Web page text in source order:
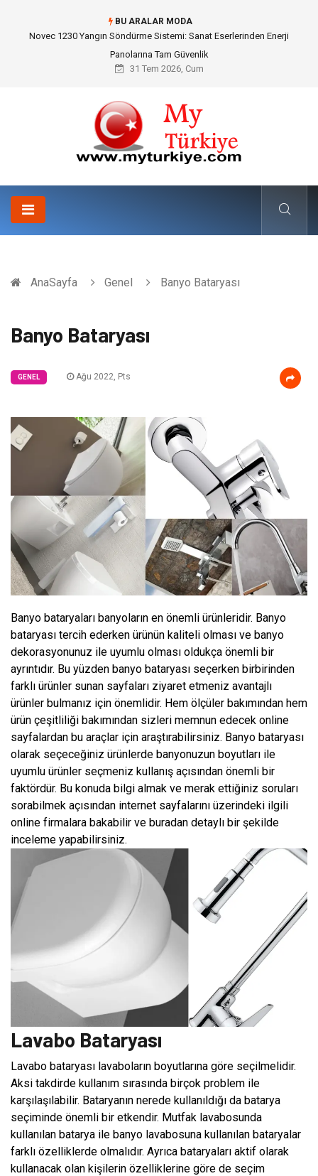
BU ARALAR MODA
Skoda Yedek Parça Seçiminde Teknik Uyumluluk ve Sürüş Konforu
31 Tem 2026, Cum
AnaSayfa Genel Banyo Bataryası
Banyo Bataryası
GENEL Ağu 2022, Pts
Banyo bataryaları banyoların en önemli ürünleridir. Banyo
bataryası tercih ederken ürünün kaliteli olması ve banyo
dekorasyonunuz ile uyumlu olması oldukça önemli bir
ayrıntıdır. Bu yüzden banyo bataryası seçerken birbirinden
farklı ürünler sunan sayfaları ziyaret etmeniz avantajlı
ürünler bulmanız için önemlidir. Hem ölçüler bakımından hem
ürün çeşitliliği bakımından sizleri memnun edecek online
sayfalardan bu araçlar için araştırabilirsiniz. Banyo bataryası
olarak seçeceğiniz ürünlerde banyonuzun boyutları ile
uyumlu ürünler seçmeniz kullanış açısından önemli bir
faktördür. Bu konuda bilgi almak ve merak ettiğiniz soruları
sorabilmek açısından internet sayfalarını üzerindeki ilgili
online firmalara bakabilir ve buradan detaylı bir şekilde
inceleme yapabilirsiniz.
Lavabo Bataryası
Lavabo bataryası lavaboların boyutlarına göre seçilmelidir.
Aksi takdirde kullanım sırasında birçok problem ile
karşılaşılabilir. Bataryanın nerede kullanıldığı da batarya
seçiminde önemli bir etkendir. Mutfak lavabosunda
kullanılan batarya ile banyo lavabosuna kullanılan bataryalar
farklı özelliklerde olmalıdır. Ayrıca bataryaları aktif olarak
kullanacak olan kişilerin özelliklerine göre de seçim